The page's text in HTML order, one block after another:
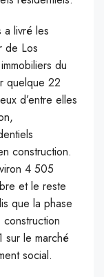
a livré les
de Los
du
quelque 22
d’entre elles
construction.
4 505
et le reste
que la phase
sur le marché
social.